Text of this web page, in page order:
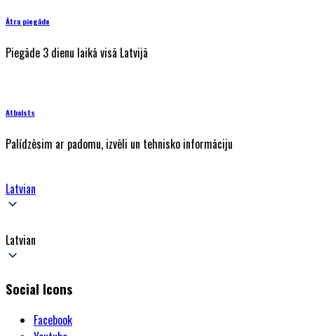
Ātra piegāde
Piegāde 3 dienu laikā visā Latvijā
Atbalsts
Palīdzēsim ar padomu, izvēli un tehnisko informāciju
Latvian
Latvian
Social Icons
Facebook